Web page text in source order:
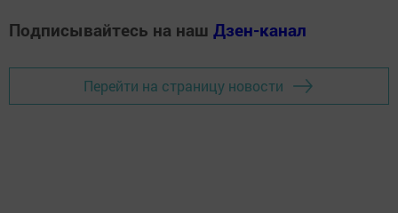
Подписывайтесь на наш Дзен-канал
Перейти на страницу новости